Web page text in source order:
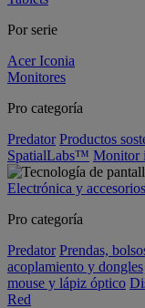
Por serie
Acer Iconia
Monitores
Pro categoría
Predator Productos
SpatialLabs™ Monitor
Electrónica y accesorios
Pro categoría
Predator Prendas,
acoplamiento y dongles
mouse y lápiz óptico
Red